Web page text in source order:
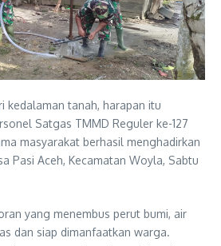
kedalaman tanah, harapan itu
Satgas TMMD Reguler ke-127
masyarakat berhasil menghadirkan
Pasi Aceh, Kecamatan Woyla, Sabtu
yang menembus perut bumi, air
dan siap dimanfaatkan warga.